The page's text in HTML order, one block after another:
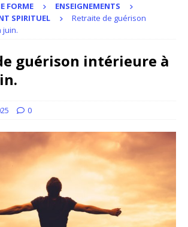
FORME
ENSEIGNEMENTS
SPIRITUEL
Retraite de guérison
juin.
guérison intérieure à
0